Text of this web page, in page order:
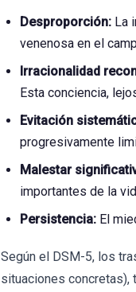
Desproporción: La
venenosa en el
Irracionalidad
Esta conciencia,
Evitación
progresivamente
Malestar
importantes de la
Persistencia: El
Según el DSM-5, los
situaciones concretas),